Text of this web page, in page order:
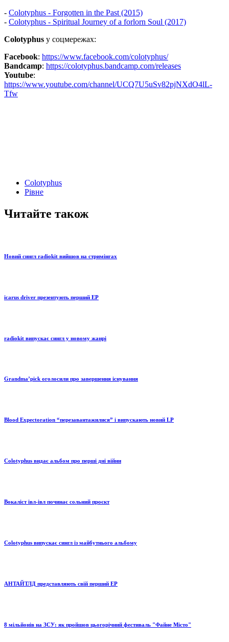
- Colotyphus - Forgotten in the Past (2015)
- Colotyphus - Spiritual Journey of a forlorn Soul (2017)
Colotyphus у соцмережах:
Facebook: https://www.facebook.com/colotyphus/
Bandcamp: https://colotyphus.bandcamp.com/releases
Youtube:
https://www.youtube.com/channel/UCQ7U5uSv82pjNXdO4lL-
Tfw
Colotyphus
Рівне
Читайте також
Новий сингл radiokit вийшов на стримінгах
icarus driver презентують перший EP
radiokit випускає сингл у новому жанрі
Grandma’pick оголосили про завершення існування
Blood Expectoration “перезавантажилися” і випускають новий LP
Colotyphus видає альбом про перші дні війни
Вокаліст івл-івл починає сольний проєкт
Colotyphus випускає сингл із майбутнього альбому
АНТАЙТЛД представляють свій перший EP
8 мільйонів на ЗСУ: як пройшов цьогорічний фестиваль "Файне Місто"